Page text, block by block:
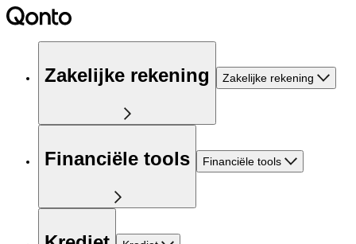
Zakelijke rekening Zakelijke rekening
Financiële tools Financiële tools